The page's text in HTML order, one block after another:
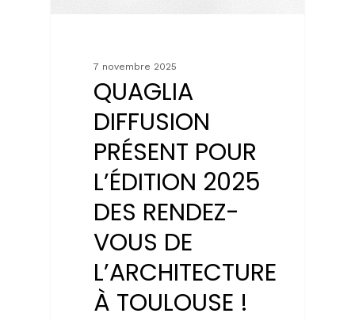
7 novembre 2025
QUAGLIA
DIFFUSION
PRÉSENT POUR
L’ÉDITION 2025
DES RENDEZ-
VOUS DE
L’ARCHITECTURE
À TOULOUSE !